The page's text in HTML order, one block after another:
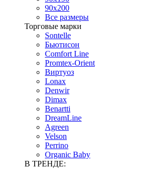
90х200
Все размеры
Торговые марки
Sontelle
Бьютисон
Comfort Line
Promtex-Orient
Виртуоз
Lonax
Denwir
Dimax
Benartti
DreamLine
Agreen
Velson
Perrino
Organic Baby
В ТРЕНДЕ: